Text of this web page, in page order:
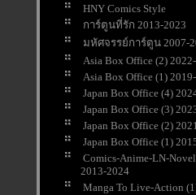
HNY Comics Style
การ์ตูนที่รัก 2013-2023
มหัศจรรย์การ์ตูน 2007-
Asia Box Office (2)
Asia Box Office (1)
Japan Box Office (4)
Japan Box Office (3)
Japan Box Office (2)
Japan Box Office (1)
Comics-Anime-LN-
2013-2024
Manga To Live-Action